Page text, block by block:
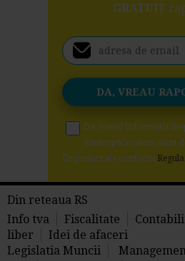
GRATUIT
Da, vreau informatii
Rentrop&Straton. Sunt
fie prelucrate conform
Din reteaua RS
Info tva
Fiscalitate
liber
Idei de afaceri
Legislatia Muncii